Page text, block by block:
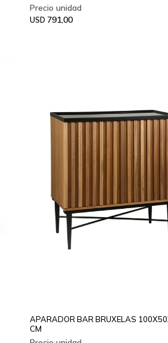
USD 791,00
APARADOR BAR BRUXELAS
CM